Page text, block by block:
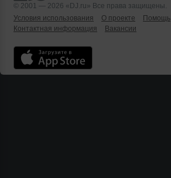
© 2001 — 2026 «DJ.ru» Все права защищены.
Условия использования
О проекте Помощь
Контактная информация
Вакансии